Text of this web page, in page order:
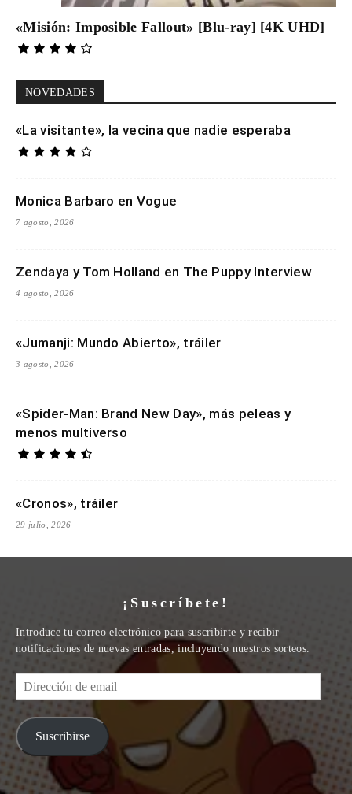
«Misión: Imposible Fallout» [Blu-ray] [4K UHD]
NOVEDADES
«La visitante», la vecina que nadie esperaba
Monica Barbaro en Vogue
7 agosto, 2026
Zendaya y Tom Holland en The Puppy Interview
4 agosto, 2026
«Jumanji: Mundo Abierto», tráiler
3 agosto, 2026
«Spider-Man: Brand New Day», más peleas y
menos multiverso
«Cronos», tráiler
29 julio, 2026
¡Suscríbete!
Introduce tu correo electrónico para suscribirte y recibir
notificaciones de nuevas entradas, incluyendo nuestros sorteos.
Dirección
de
email
Suscribirse